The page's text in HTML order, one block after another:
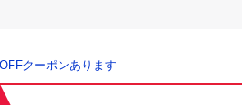
クーポンあります